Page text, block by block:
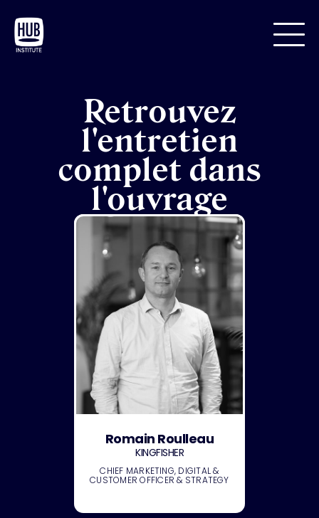
Retrouvez
l'entretien
complet dans
l'ouvrage
Romain Roulleau
KINGFISHER
CHIEF MARKETING, DIGITAL &
CUSTOMER OFFICER & STRATEGY